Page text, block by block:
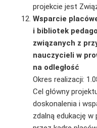
projekcie jest
Wsparcie
i bibliotek
związanych z
nauczycieli w
na odległość
Okres realizacji:
Cel główny
doskonalenia i
zdalną edukację w